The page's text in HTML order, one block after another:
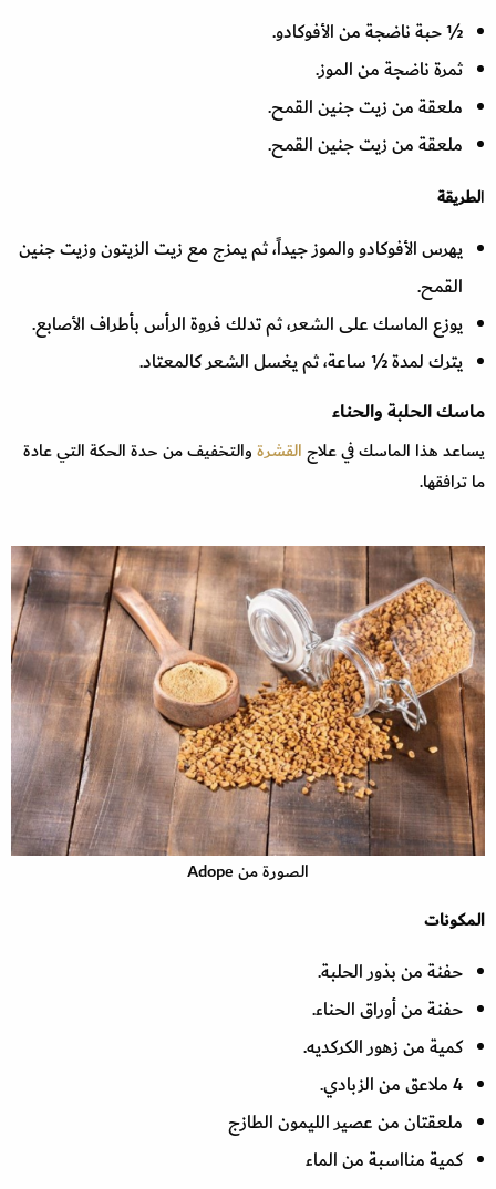
½ حبة ناضجة من الأفوكادو.
ثمرة ناضجة من الموز.
ملعقة من زيت جنين القمح.
ملعقة من زيت جنين القمح.
الطريقة
يهرس الأفوكادو والموز جيداً، ثم يمزج مع زيت الزيتون وزيت جنين
القمح.
يوزع الماسك على الشعر، ثم تدلك فروة الرأس بأطراف الأصابع.
يترك لمدة ½ ساعة، ثم يغسل الشعر كالمعتاد.
ماسك الحلبة والحناء
يساعد هذا الماسك في علاج القشرةوالتخفيف من حدة الحكة التي عادة
ما ترافقها.
الصورة من Adope
المكونات
حفنة من بذور الحلبة.
حفنة من أوراق الحناء.
كمية من زهور الكركديه.
4 ملاعق من الزبادي.
ملعقتان من عصير الليمون الطازج
كمية منااسبة من الماء